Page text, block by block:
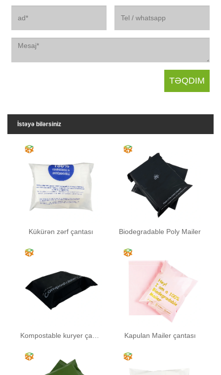
İstəyə bilərsiniz
Kükürən zərf çantası Biodegradable Poly Mailer
Kapulan Mailer çantası